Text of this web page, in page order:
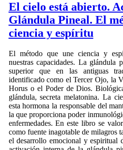
El cielo está abierto.
Glándula Pineal. El
ciencia y espíritu
El método que une ciencia y
nuestras capacidades. La glándula
superior que en las antiguas
identificado como el Tercer Ojo, la
Horus o el Poder de Dios.
glándula, secreta melatonina. La
esta hormona la responsable del
la que proporciona poder
enfermedades. En este libro se
como fuente inagotable de milagros
el desarrollo emocional y espiritual